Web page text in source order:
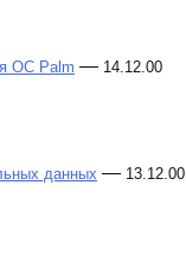
ОС Palm — 14.12.00
данных — 13.12.00